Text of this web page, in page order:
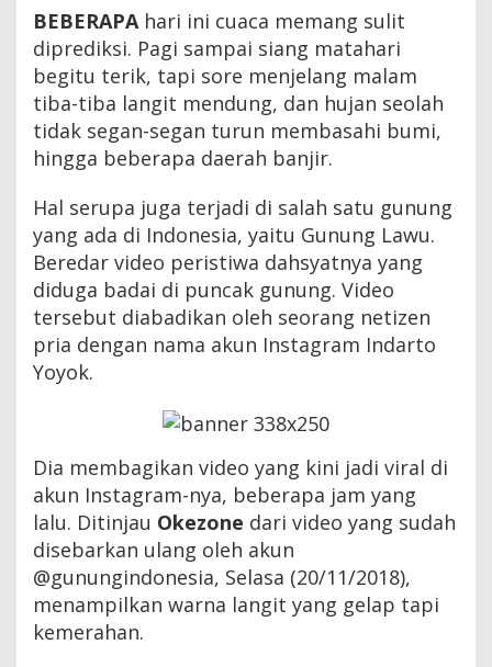
a
i
d
G
u
n
n
L
a
w
u
,
K
i
l
a
P
t
i
r
M
e
n
BEBERAPAhari ini cuaca memang sulit
diprediksi. Pagi sampai siang matahari
begitu terik, tapi sore menjelang malam
tiba-tiba langit mendung, dan hujan seolah
tidak segan-segan turun membasahi bumi,
hingga beberapa daerah banjir.
Hal serupa juga terjadi di salah satu gunung
yang ada di Indonesia, yaitu Gunung Lawu.
Beredar video peristiwa dahsyatnya yang
diduga badai di puncak gunung. Video
tersebut diabadikan oleh seorang netizen
pria dengan nama akun Instagram Indarto
Yoyok.
Dia membagikan video yang kini jadi viral di
akun Instagram-nya, beberapa jam yang
lalu. Ditinjau Okezone dari video yang sudah
disebarkan ulang oleh akun
@gunungindonesia, Selasa (20/11/2018),
menampilkan warna langit yang gelap tapi
kemerahan.